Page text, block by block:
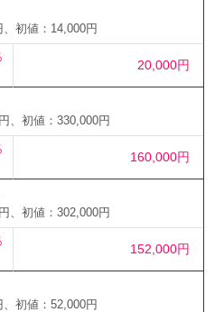
初値：14,000円
20,000円
、初値：330,000円
160,000円
、初値：302,000円
152,000円
初値：52,000円